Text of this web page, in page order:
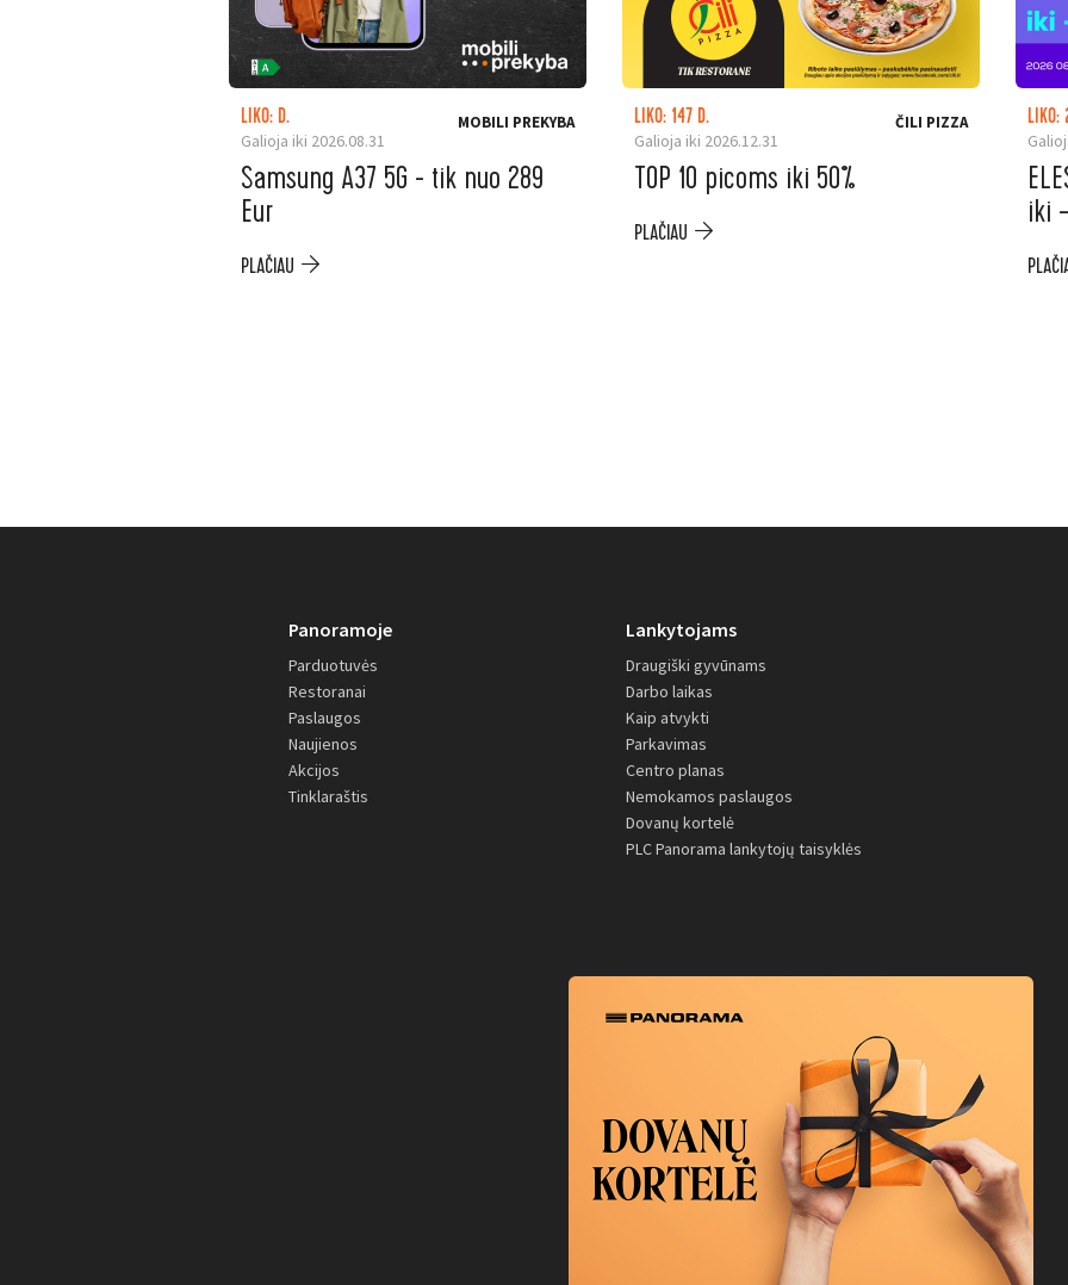
LIKO: D.
Galioja iki 2026.08.31
MOBILI PREKYBA
Samsung A37 5G - tik nuo 289
Eur
PLAČIAU
LIKO: 147 D.
Galioja iki 2026.12.31
ČILI PIZZA
TOP 10 picoms iki 50%
PLAČIAU
LIKO:
iki
Panoramoje
Parduotuvės
Restoranai
Paslaugos
Naujienos
Akcijos
Tinklaraštis
Lankytojams
Draugiški gyvūnams
Darbo laikas
Kaip atvykti
Parkavimas
Centro planas
Nemokamos paslaugos
Dovanų kortelė
PLC Panorama lankytojų taisyklės